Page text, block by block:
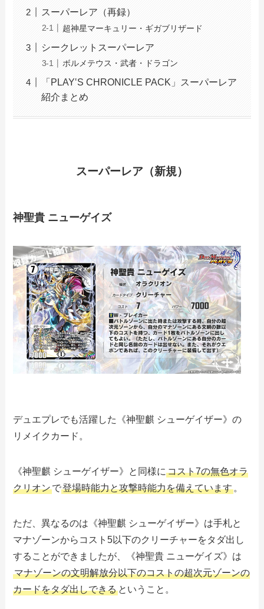
スーパーレア（再録）
超神星マーキュリー・ギガブリザード
シークレットスーパーレア
ボルメテウス・武者・ドラゴン
「PLAY‛S CHRONICLE PACK」スーパーレア
紹介まとめ
スーパーレア（新規）
神聖貴 ニューゲイズ
デュエプレでも活躍した《神聖麒 シューゲイザー》の
リメイクカード。
《神聖麒 シューゲイザー》と同様にコスト7の無色オラ
クリオンで登場時能力と攻撃時能力を備えています 。
ただ、異なるのは《神聖麒 シューゲイザー》は手札と
マナゾーンからコスト5以下のクリーチャーをタダ出し
することができましたが、《神聖貴 ニューゲイズ》は
マナゾーンの文明解放分以下のコストの超次元ゾーンの
カードをタダ出しできる ということ。